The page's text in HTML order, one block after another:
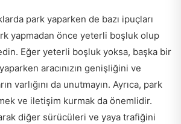
park yaparken de bazı ipuçları
yapmadan önce yeterli boşluk olup
Eğer yeterli boşluk yoksa, başka bir
aracınızın genişliğini ve
varlığını da unutmayın. Ayrıca, park
ve iletişim kurmak da önemlidir.
diğer sürücüleri ve yaya trafiğini